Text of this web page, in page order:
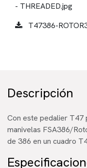
- THREADED.jpg
T47386-
Descripción
Con este pedalier T47
manivelas FSA386/
de 386 en un cuadro